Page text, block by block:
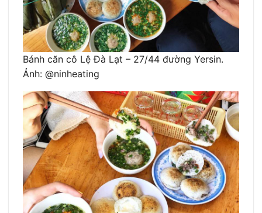
Bánh căn cô Lệ Đà Lạt – 27/44 đường Yersin.
Ảnh: @ninheating